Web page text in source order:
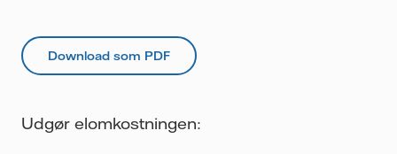
Download som PDF
Udgør elomkostningen: